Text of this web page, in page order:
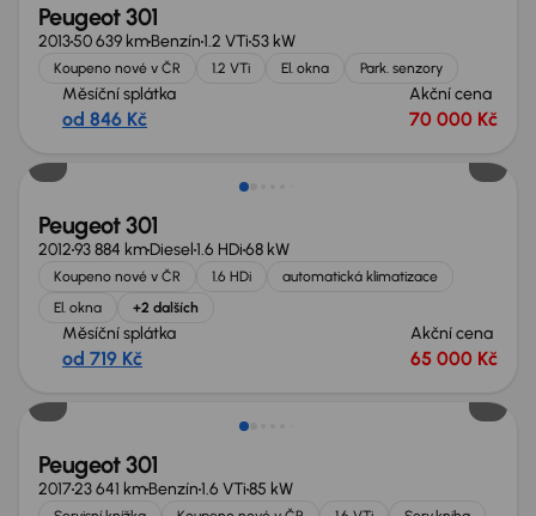
Peugeot 301
201350 639 kmBenzín1.2 VTi53 kW
Koupeno nové v ČR 1.2 VTi El. okna Park. senzory
Měsíční splátka
od 846 Kč
Akční cena
70 000 Kč
Nově v nabídce
Peugeot 301
201293 884 kmDiesel1.6 HDi68 kW
Koupeno nové v ČR 1.6 HDi
automatická klimatizace
El. okna
+2 dalších
Měsíční splátka
od 719 Kč
Akční cena
65 000 Kč
Nově v nabídce
Peugeot 301
201723 641 kmBenzín1.6 VTi85 kW